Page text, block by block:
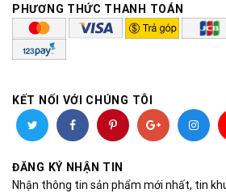
PHƯƠNG THỨC THANH TOÁN
KẾT NỐI VỚI CHÚNG TÔI
ĐĂNG KÝ NHẬN TIN
Nhận thông tin sản phẩm mới nhất, tin